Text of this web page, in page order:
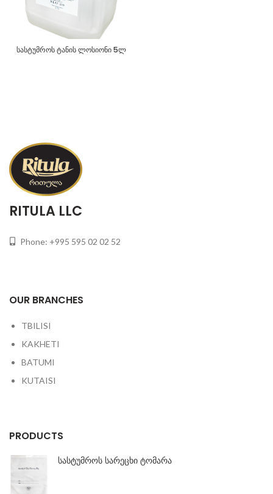
სასტუმროს ტანის ლოსიონი 5ლ
RITULA LLC
Phone: +995 595 02 02 52
OUR BRANCHES
TBILISI
KAKHETI
BATUMI
KUTAISI
PRODUCTS
სასტუმროს სარეცხი ტომარა